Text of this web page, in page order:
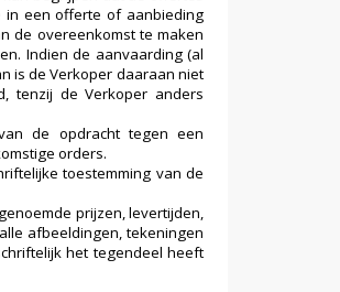
in een offerte of aanbieding
de overeenkomst te maken
Indien de aanvaarding (al
is de Verkoper daaraan niet
tenzij de Verkoper anders
de opdracht tegen een
orders.
toestemming van de
prijzen, levertijden,
afbeeldingen, tekeningen
het tegendeel heeft